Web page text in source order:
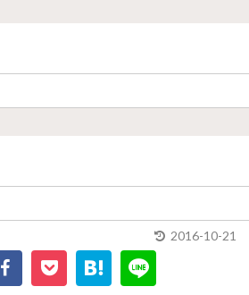
2016-10-21